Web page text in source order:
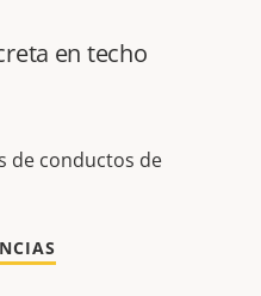
en techo
de conductos de